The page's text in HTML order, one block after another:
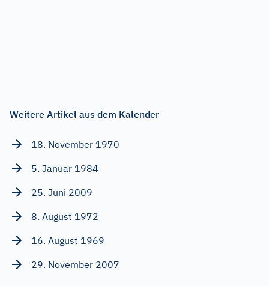
Weitere Artikel aus dem Kalender
18. November 1970
5. Januar 1984
25. Juni 2009
8. August 1972
16. August 1969
29. November 2007